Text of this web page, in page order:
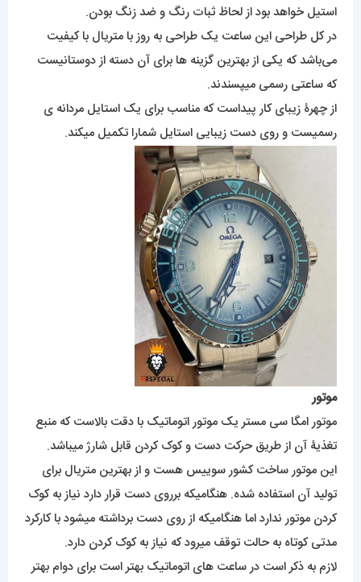
استیل خواهد بود از لحاظ ثبات رنگ و ضد زنگ بودن.
در کل طراحی این ساعت یک طراحی به روز با متریال با کیفیت
می‌باشد که یکی از بهترین گزینه ها برای آن دسته از دوستانیست
که ساعتی رسمی میپسندند.
از چهرۀ زیبای کار پیداست که مناسب برای یک استایل مردانه ی
رسمیست و روی دست زیبایی استایل شمارا تکمیل میکند.
موتور
موتور امگا سی مستر یک موتور اتوماتیک با دقت بالاست که منبع
تغذیۀ آن از طریق حرکت دست و کوک کردن قابل شارژ میباشد.
این موتور ساخت کشور سوییس هست و از بهترین متریال برای
تولید آن استفاده شده. هنگامیکه برروی دست قرار دارد نیاز به کوک
کردن موتور ندارد اما هنگامیکه از روی دست برداشته میشود با کارکرد
مدتی کوتاه به حالت توقف میرود که نیاز به کوک کردن دارد.
لازم به ذکر است در ساعت های اتوماتیک بهتر است برای دوام بهتر